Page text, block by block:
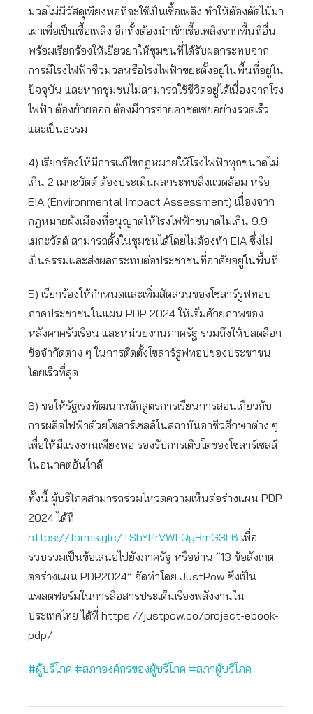
มวลไม่มีวัสดุเพียงพอที่จะใช้เป็นเชื้อเพลิง ทำให้ต้องตัดไม้มา
เผาเพื่อเป็นเชื้อเพลิง อีกทั้งต้องนำเข้าเชื้อเพลิงจากพื้นที่อื่น
พร้อมเรียกร้องให้เยียวยาให้ชุมชนที่ได้รับผลกระทบจาก
การมีโรงไฟฟ้าชีวมวลหรือโรงไฟฟ้าขยะตั้งอยู่ในพื้นที่อยู่ใน
ปัจจุบัน และหากชุมชนไม่สามารถใช้ชีวิตอยู่ได้เนื่องจากโรง
ไฟฟ้า ต้องย้ายออก ต้องมีการจ่ายค่าชดเชยอย่างรวดเร็ว
และเป็นธรรม
4) เรียกร้องให้มีการแก้ไขกฎหมายให้โรงไฟฟ้าทุกขนาดไม่
เกิน 2 เมกะวัตต์ ต้องประเมินผลกระทบสิ่งแวดล้อม หรือ
EIA (Environmental Impact Assessment) เนื่องจาก
กฎหมายผังเมืองที่อนุญาตให้โรงไฟฟ้าขนาดไม่เกิน 9.9
เมกะวัตต์ สามารถตั้งในชุมชนได้โดยไม่ต้องทำ EIA ซึ่งไม่
เป็นธรรมและส่งผลกระทบต่อประชาชนที่อาศัยอยู่ในพื้นที่
5) เรียกร้องให้กำหนดและเพิ่มสัดส่วนของโซลาร์รูฟทอป
ภาคประชาชนในแผน PDP 2024 ให้เต็มศักยภาพของ
หลังคาครัวเรือน และหน่วยงานภาครัฐ รวมถึงให้ปลดล็อก
ข้อจำกัดต่าง ๆ ในการติดตั้งโซลาร์รูฟทอปของประชาชน
โดยเร็วที่สุด
6) ขอให้รัฐเร่งพัฒนาหลักสูตรการเรียนการสอนเกี่ยวกับ
การผลิตไฟฟ้าด้วยโซลาร์เซลล์ในสถาบันอาชีวศึกษาต่าง ๆ
เพื่อให้มีแรงงานเพียงพอ รองรับการเติบโตของโซลาร์เซลล์
ในอนาคตอันใกล้
ทั้งนี้ ผู้บริโภคสามารถร่วมโหวตความเห็นต่อร่างแผน PDP
2024 ได้ที่
https://forms.gle/TSbYPrVWLQyRmG3L6 เพื่อ
รวบรวมเป็นข้อเสนอไปยังภาครัฐ หรืออ่าน “13 ข้อสังเกต
ต่อร่างแผน PDP2024” จัดทำโดย JustPow ซึ่งเป็น
แพลตฟอร์มในการสื่อสารประเด็นเรื่องพลังงานใน
ประเทศไทย ได้ที่ https://justpow.co/project-ebook-
pdp/
#ผู้บริโภค #สภาองค์กรของผู้บริโภค #สภาผู้บริโภค